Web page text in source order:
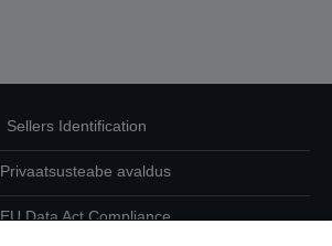
Sellers Identification
Privaatsusteabe avaldus
EU Data Act Compliance